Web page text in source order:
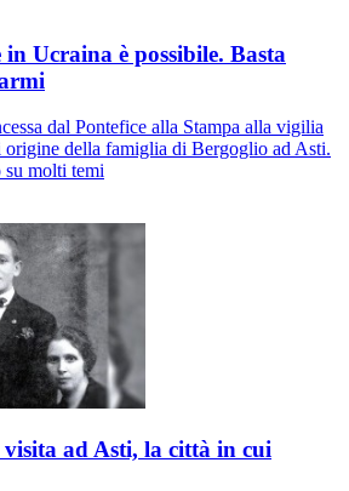
Ucraina è possibile. Basta
dal Pontefice alla Stampa alla vigilia
della famiglia di Bergoglio ad Asti.
su molti temi
visita ad Asti, la città in cui